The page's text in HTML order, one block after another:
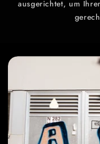
ausgerichtet, um